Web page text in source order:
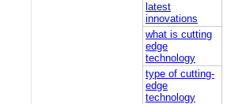
latest
innovations
what is cutting
edge
technology
type of cutting-
edge
technology